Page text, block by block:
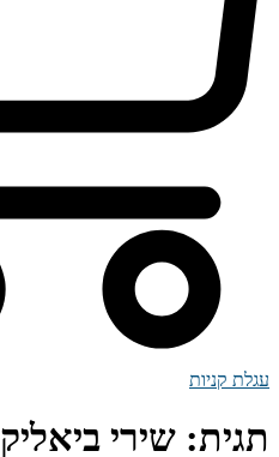
עגלת קניות
תגית: שירי ביאליק